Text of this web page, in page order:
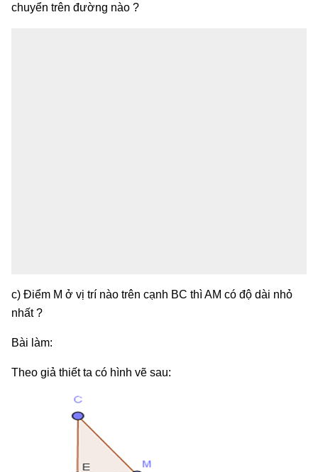
chuyển trên đường nào ?
c) Điểm M ở vị trí nào trên cạnh BC thì AM có độ dài nhỏ
nhất ?
Bài làm:
Theo giả thiết ta có hình vẽ sau: